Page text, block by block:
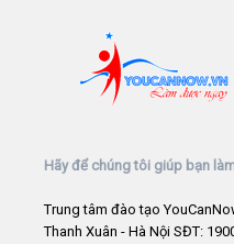
Hãy để chúng tôi giúp bạn
Trung tâm đào tạo
Thanh Xuân - Hà Nội SĐT: